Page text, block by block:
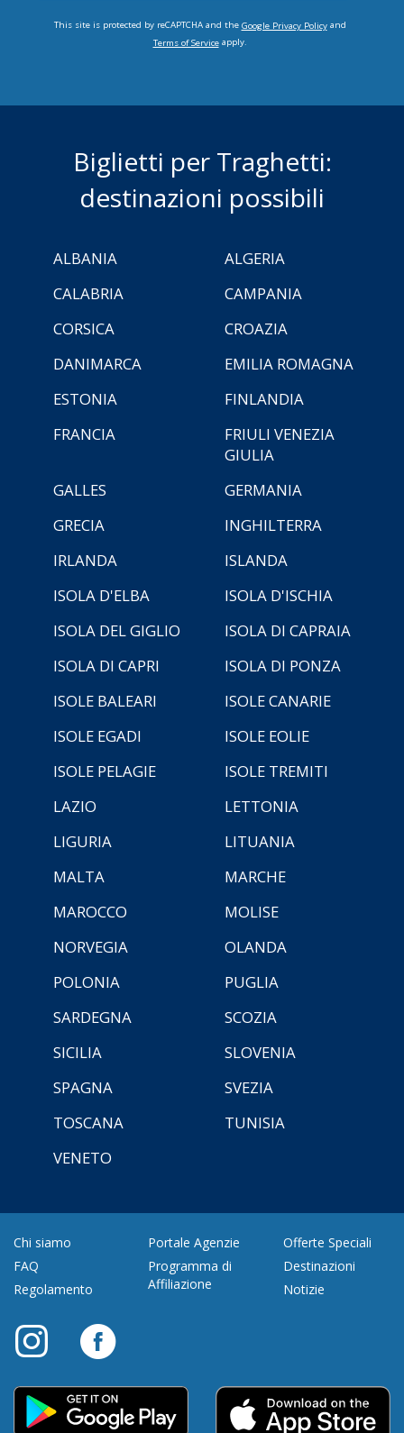
This site is protected by reCAPTCHA and the Google Privacy Policyand
Terms of Serviceapply.
Biglietti per Traghetti:
destinazioni possibili
ALBANIA
ALGERIA
CALABRIA
CAMPANIA
CORSICA
CROAZIA
DANIMARCA
EMILIA ROMAGNA
ESTONIA
FINLANDIA
FRANCIA
FRIULI VENEZIA
GIULIA
GALLES
GERMANIA
GRECIA
INGHILTERRA
IRLANDA
ISLANDA
ISOLA D'ELBA
ISOLA D'ISCHIA
ISOLA DEL GIGLIO
ISOLA DI CAPRAIA
ISOLA DI CAPRI
ISOLA DI PONZA
ISOLE BALEARI
ISOLE CANARIE
ISOLE EGADI
ISOLE EOLIE
ISOLE PELAGIE
ISOLE TREMITI
LAZIO
LETTONIA
LIGURIA
LITUANIA
MALTA
MARCHE
MAROCCO
MOLISE
NORVEGIA
OLANDA
POLONIA
PUGLIA
SARDEGNA
SCOZIA
SICILIA
SLOVENIA
SPAGNA
SVEZIA
TOSCANA
TUNISIA
VENETO
Chi siamo
FAQ
Regolamento
Portale Agenzie
Programma di
Affiliazione
Offerte Speciali
Destinazioni
Notizie